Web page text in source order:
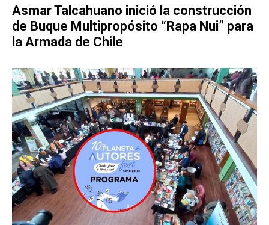
Asmar Talcahuano inició la construcción
de Buque Multipropósito “Rapa Nui” para
la Armada de Chile